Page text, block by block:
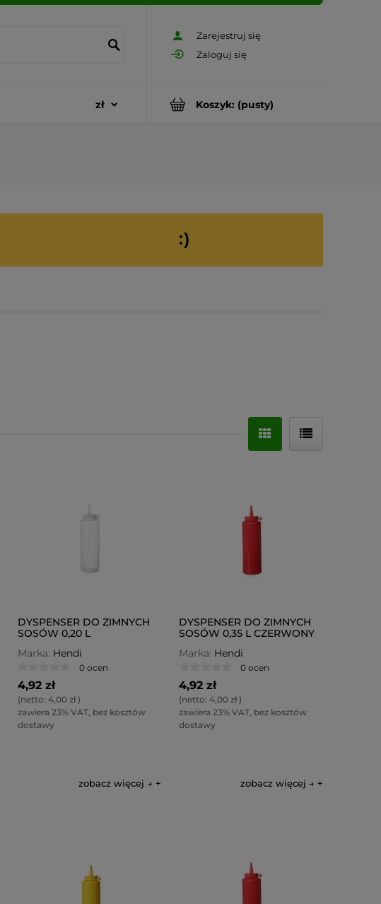
Zarejestruj się
Zaloguj się
Koszyk: (pusty)
:)
DYSPENSER DO ZIMNYCH
SOSÓW 0,20 L
Marka: Hendi
0 ocen
4,92 zł
(netto: 4,00 zł)
zawiera 23% VAT, bez kosztów
dostawy
zobacz więcej →
DYSPENSER DO ZIMNYCH
SOSÓW 0,35 L CZERWONY
Marka: Hendi
0 ocen
4,92 zł
(netto:4,00 zł)
zawiera 23% VAT, bez kosztów
dostawy
zobacz więcej →